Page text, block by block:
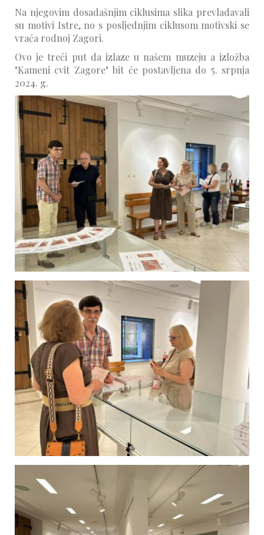
Na njegovim dosadašnjim ciklusima slika prevladavali
su motivi Istre, no s posljednjim ciklusom motivski se
vraća rodnoj Zagori.
Ovo je treći put da izlaze u našem muzeju a izložba
"Kameni cvit Zagore" bit će postavljena do 5. srpnja
2024. g.